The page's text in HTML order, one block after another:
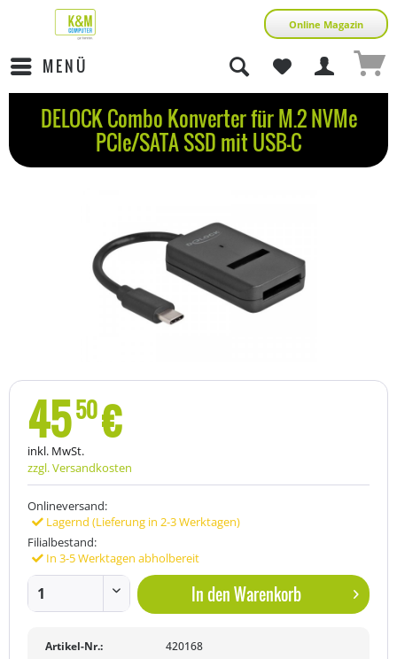
Online Magazin
MENÜ
DELOCK Combo Konverter für M.2 NVMe
PCIe/SATA SSD mit USB-C
4550€
inkl. MwSt.
zzgl. Versandkosten
Onlineversand:
Lagernd (Lieferung in 2-3 Werktagen)
Filialbestand:
In 3-5 Werktagen abholbereit
In denWarenkorb
Artikel-Nr.:
420168